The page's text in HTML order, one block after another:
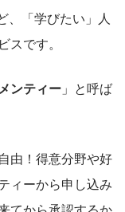
、「学びたい」人
です。
ンティー 」と呼ば
由！得意分野や好
ィーから申し込み